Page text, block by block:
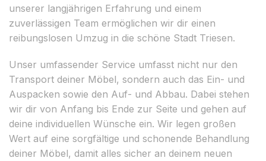
unserer langjährigen Erfahrung und einem
zuverlässigen Team ermöglichen wir dir einen
reibungslosen Umzug in die schöne Stadt Triesen.
Unser umfassender Service umfasst nicht nur den
Transport deiner Möbel, sondern auch das Ein- und
Auspacken sowie den Auf- und Abbau. Dabei stehen
wir dir von Anfang bis Ende zur Seite und gehen auf
deine individuellen Wünsche ein. Wir legen großen
Wert auf eine sorgfältige und schonende Behandlung
deiner Möbel, damit alles sicher an deinem neuen